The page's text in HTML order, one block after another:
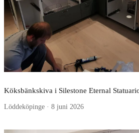
Köksbänkskiva i Silestone Eternal
Löddeköpinge · 8 juni 2026